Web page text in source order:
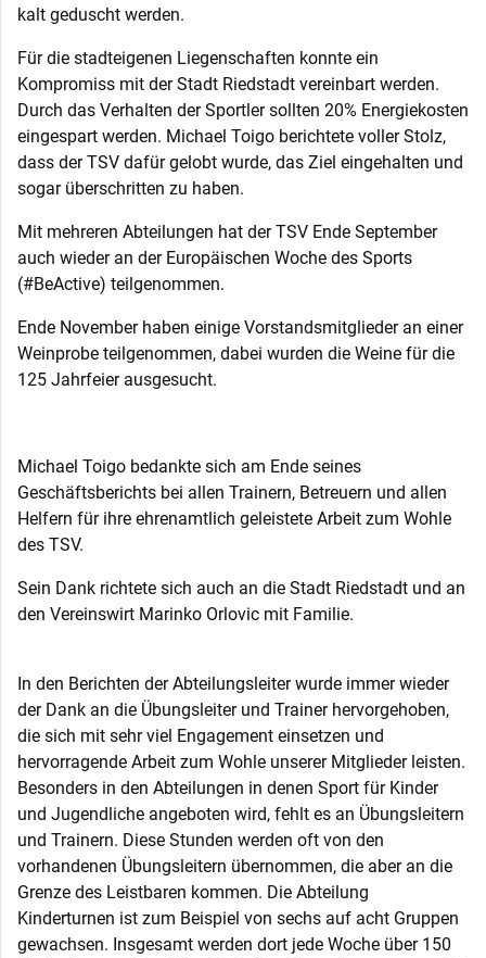
kalt geduscht werden.
Für die stadteigenen Liegenschaften konnte ein
Kompromiss mit der Stadt Riedstadt vereinbart werden.
Durch das Verhalten der Sportler sollten 20% Energiekosten
eingespart werden. Michael Toigo berichtete voller Stolz,
dass der TSV dafür gelobt wurde, das Ziel eingehalten und
sogar überschritten zu haben.
Mit mehreren Abteilungen hat der TSV Ende September
auch wieder an der Europäischen Woche des Sports
(#BeActive) teilgenommen.
Ende November haben einige Vorstandsmitglieder an einer
Weinprobe teilgenommen, dabei wurden die Weine für die
125 Jahrfeier ausgesucht.
Michael Toigo bedankte sich am Ende seines
Geschäftsberichts bei allen Trainern, Betreuern und allen
Helfern für ihre ehrenamtlich geleistete Arbeit zum Wohle
des TSV.
Sein Dank richtete sich auch an die Stadt Riedstadt und an
den Vereinswirt Marinko Orlovic mit Familie.
In den Berichten der Abteilungsleiter wurde immer wieder
der Dank an die Übungsleiter und Trainer hervorgehoben,
die sich mit sehr viel Engagement einsetzen und
hervorragende Arbeit zum Wohle unserer Mitglieder leisten.
Besonders in den Abteilungen in denen Sport für Kinder
und Jugendliche angeboten wird, fehlt es an Übungsleitern
und Trainern. Diese Stunden werden oft von den
vorhandenen Übungsleitern übernommen, die aber an die
Grenze des Leistbaren kommen. Die Abteilung
Kinderturnen ist zum Beispiel von sechs auf acht Gruppen
gewachsen. Insgesamt werden dort jede Woche über 150